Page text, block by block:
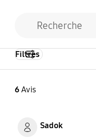
6Avis
Filtres
Sadok